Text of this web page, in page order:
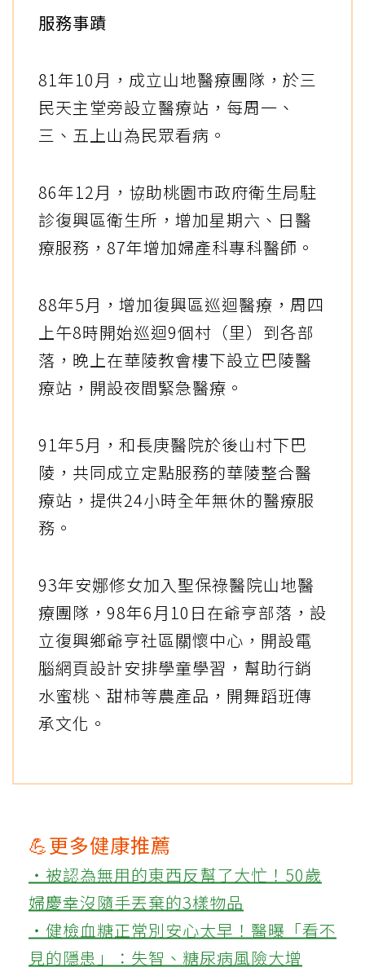
服務事蹟
81年10月，成立山地醫療團隊，於三
民天主堂旁設立醫療站，每周一、
三、五上山為民眾看病。
86年12月，協助桃園市政府衛生局駐
診復興區衛生所，增加星期六、日醫
療服務，87年增加婦產科專科醫師。
88年5月，增加復興區巡迴醫療，周四
上午8時開始巡迴9個村（里）到各部
落，晚上在華陵教會樓下設立巴陵醫
療站，開設夜間緊急醫療。
91年5月，和長庚醫院於後山村下巴
陵，共同成立定點服務的華陵整合醫
療站，提供24小時全年無休的醫療服
務。
93年安娜修女加入聖保祿醫院山地醫
療團隊，98年6月10日在爺亨部落，設
立復興鄉爺亨社區關懷中心，開設電
腦網頁設計安排學童學習，幫助行銷
水蜜桃、甜柿等農產品，開舞蹈班傳
承文化。
💪更多健康推薦
‧被認為無用的東西反幫了大忙！50歲
婦慶幸沒隨手丟棄的3樣物品
‧健檢血糖正常別安心太早！醫曝「看不
見的隱患」：失智、糖尿病風險大增